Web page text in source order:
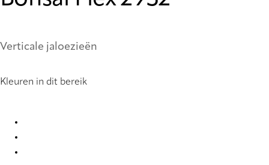
Verticale jaloezieën
Kleuren in dit bereik